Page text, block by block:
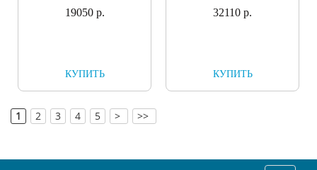
19050 р.
КУПИТЬ
32110 р.
КУПИТЬ
1 2 3 4 5 > >>